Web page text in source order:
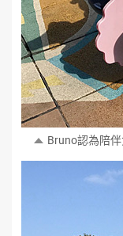
Bruno認為陪